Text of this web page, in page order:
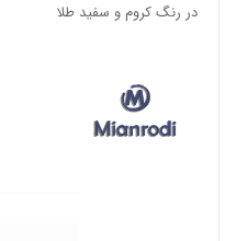
در رنگ کروم و سفید طلا